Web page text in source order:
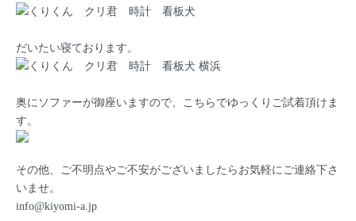
だいたい寝ております。
奥にソファーが御座いますので、こちらでゆっくりご試着頂けま
す。
その他、ご不明点やご不安がございましたらお気軽にご連絡下さ
いませ。
info@kiyomi-a.jp